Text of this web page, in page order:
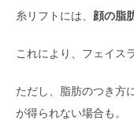
糸リフトには、 顔の脂
これにより、フェイス
ただし、脂肪のつき方
が得られない場合も。